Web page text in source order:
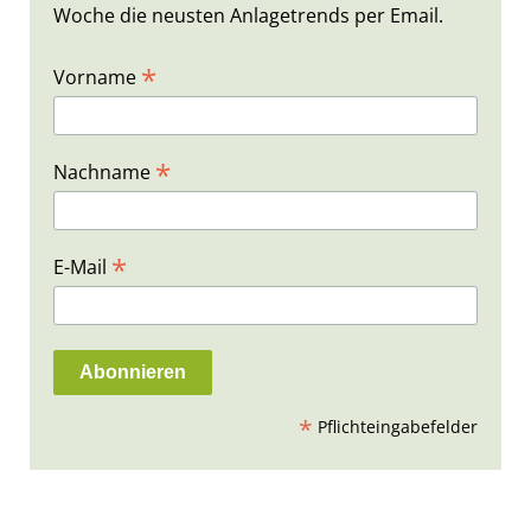
Woche die neusten Anlagetrends per Email.
Vorname *
Nachname *
E-Mail *
* Pflichteingabefelder